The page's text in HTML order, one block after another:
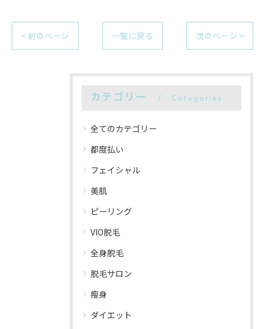
< 前のページ 一覧に戻る 次のページ >
カテゴリー Categories
全てのカテゴリー
都度払い
フェイシャル
美肌
ピーリング
VIO脱毛
全身脱毛
脱毛サロン
瘦身
ダイエット